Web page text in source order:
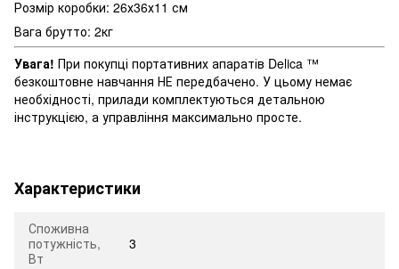
Розмір коробки: 26х36х11 см
Вага брутто: 2кг
Увага! При покупці портативних апаратів Delica ™
безкоштовне навчання НЕ передбачено. У цьому немає
необхідності, прилади комплектуються детальною
інструкцією, а управління максимально просте.
Характеристики
Споживна
потужність,
Вт
3